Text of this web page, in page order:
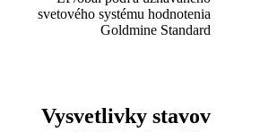
svetového systému hodnotenia
Goldmine Standard
Vysvetlivky stavov